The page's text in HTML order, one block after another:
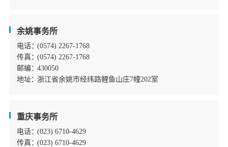
余姚事务所
电话：(0574) 2267-1768
传真：(0574) 2267-1768
邮编：430050
地址：浙江省余姚市经纬路鲤鱼山庄7幢202室
重庆事务所
电话：(023) 6710-4629
传真：(023) 6710-4629